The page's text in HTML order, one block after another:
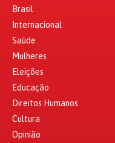
Brasil
Internacional
Saúde
Mulheres
Eleições
Educação
Direitos Humanos
Cultura
Opinião